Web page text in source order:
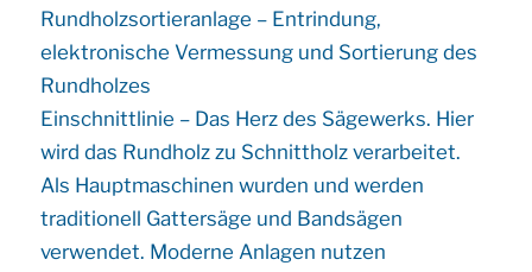
Rundholzsortieranlage – Entrindung,
elektronische Vermessung und Sortierung des
Rundholzes
Einschnittlinie – Das Herz des Sägewerks. Hier
wird das Rundholz zu Schnittholz verarbeitet.
Als Hauptmaschinen wurden und werden
traditionell Gattersäge und Bandsägen
verwendet. Moderne Anlagen nutzen